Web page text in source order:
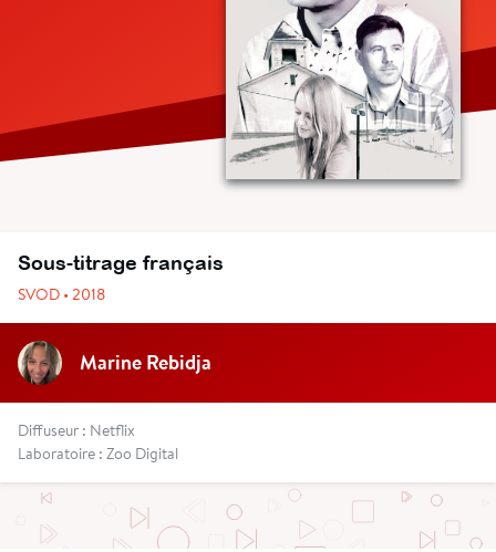
Sous-titrage français
SVOD • 2018
Marine Rebidja
Diffuseur : Netflix
Laboratoire : Zoo Digital